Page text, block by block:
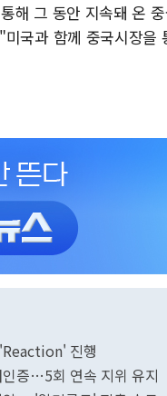
해 그 동안 지속돼 온
국과 함께 중국시장
진행
증…5회 연속 지위 유지